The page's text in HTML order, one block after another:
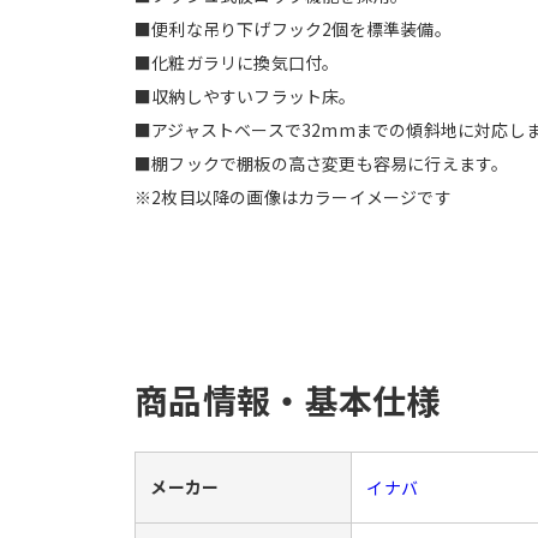
■便利な吊り下げフック2個を標準装備。
■化粧ガラリに換気口付。
■収納しやすいフラット床。
■アジャストベースで32mmまでの傾斜地に対応し
■棚フックで棚板の高さ変更も容易に行えます。
※2枚目以降の画像はカラーイメージです
商品情報・基本仕様
メーカー イナバ